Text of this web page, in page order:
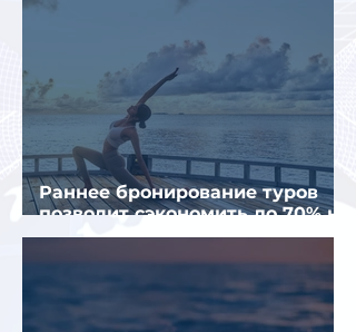
Раннее бронирование туров
позволит сэкономить до 70% на
летнем отдыхе — АТОР